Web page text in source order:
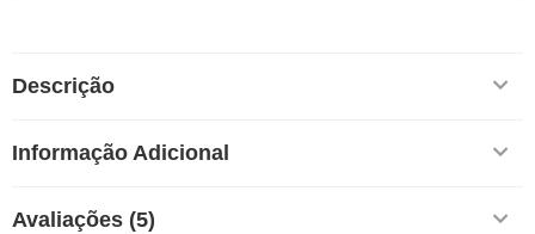
Descrição
Informação Adicional
Avaliações (5)